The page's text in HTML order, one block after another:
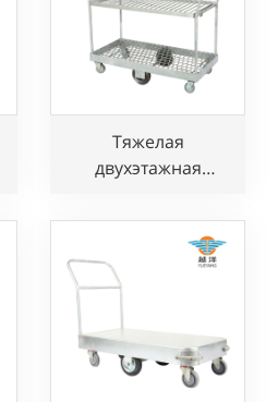
Тяжелая
двухэтажная
платформой и 6
колесами для
коммерческих
объектов и складов